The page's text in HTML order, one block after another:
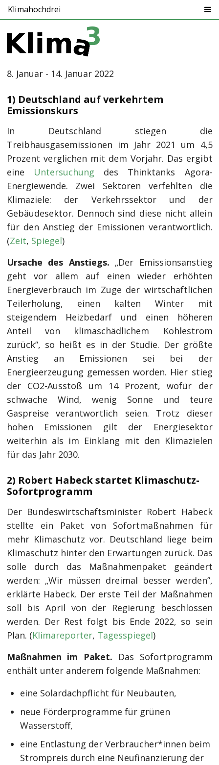
Klimahochdrei
8. Januar - 14. Januar 2022
1) Deutschland auf verkehrtem
Emissionskurs
In Deutschland stiegen die
Treibhausgasemissionen im Jahr 2021 um 4,5
Prozent verglichen mit dem Vorjahr. Das ergibt
eine Untersuchung des Thinktanks Agora-
Energiewende. Zwei Sektoren verfehlten die
Klimaziele: der Verkehrssektor und der
Gebäudesektor. Dennoch sind diese nicht allein
für den Anstieg der Emissionen verantwortlich.
(Zeit, Spiegel)
Ursache des Anstiegs. „Der Emissionsanstieg
geht vor allem auf einen wieder erhöhten
Energieverbrauch im Zuge der wirtschaftlichen
Teilerholung, einen kalten Winter mit
steigendem Heizbedarf und einen höheren
Anteil von klimaschädlichem Kohlestrom
zurück”, so heißt es in der Studie. Der größte
Anstieg an Emissionen sei bei der
Energieerzeugung gemessen worden. Hier stieg
der CO2-Ausstoß um 14 Prozent, wofür der
schwache Wind, wenig Sonne und teure
Gaspreise verantwortlich seien. Trotz dieser
hohen Emissionen gilt der Energiesektor
weiterhin als im Einklang mit den Klimazielen
für das Jahr 2030.
2) Robert Habeck startet Klimaschutz-
Sofortprogramm
Der Bundeswirtschaftsminister Robert Habeck
stellte ein Paket von Sofortmaßnahmen für
mehr Klimaschutz vor. Deutschland liege beim
Klimaschutz hinter den Erwartungen zurück. Das
solle durch das Maßnahmenpaket geändert
werden: „Wir müssen dreimal besser werden”,
erklärte Habeck. Der erste Teil der Maßnahmen
soll bis April von der Regierung beschlossen
werden. Der Rest folgt bis Ende 2022, so sein
Plan. (Klimareporter, Tagesspiegel)
Maßnahmen im Paket. Das Sofortprogramm
enthält unter anderem folgende Maßnahmen:
eine Solardachpflicht für Neubauten,
neue Förderprogramme für grünen
Wasserstoff,
eine Entlastung der Verbraucher*innen beim
Strompreis durch eine Neufinanzierung der